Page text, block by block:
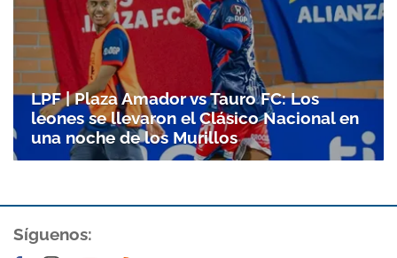
LPF | Plaza Amador vs Tauro FC: Los
leones se llevaron el Clásico Nacional en
una noche de los Murillos
Síguenos: